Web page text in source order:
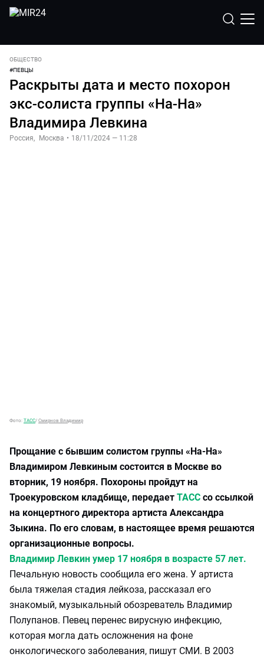
ОБЩЕСТВО
#ПЕВЦЫ
Раскрыты дата и место похорон
экс-солиста группы «На-На»
Владимира Левкина
Россия, Москва • 18/11/2024 — 11:28
Фото: ТАСС/ Смирнов Владимир
Прощание с бывшим солистом группы «На-На»
Владимиром Левкиным состоится в Москве во
вторник, 19 ноября. Похороны пройдут на
Троекуровском кладбище, передает ТАСС со ссылкой
на концертного директора артиста Александра
Зыкина. По его словам, в настоящее время решаются
организационные вопросы.
Владимир Левкин умер 17 ноября в возрасте 57 лет.
Печальную новость сообщила его жена. У артиста
была тяжелая стадия лейкоза, рассказал его
знакомый, музыкальный обозреватель Владимир
Полупанов. Певец перенес вирусную инфекцию,
которая могла дать осложнения на фоне
онкологического заболевания, пишут СМИ. В 2003